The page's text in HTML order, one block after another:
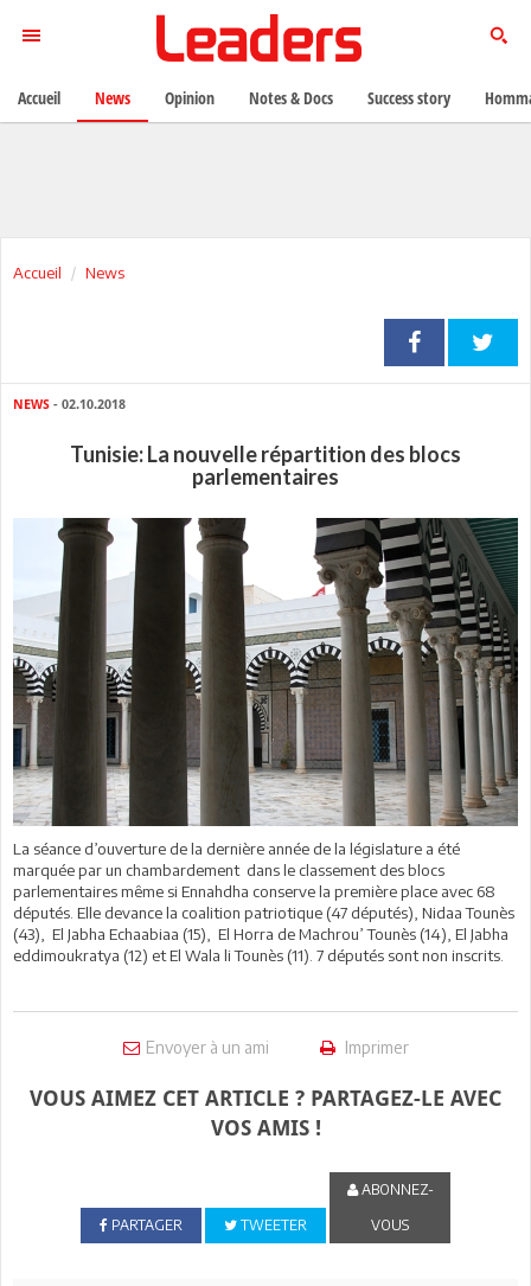
Accueil News
NEWS - 02.10.2018
Tunisie: La nouvelle répartition des blocs
parlementaires
La séance d’ouverture de la dernière année de la législature a été
marquée par un chambardement dans le classement des blocs
parlementaires même si Ennahdha conserve la première place avec 68
députés. Elle devance la coalition patriotique (47 députés), Nidaa Tounès
(43), El Jabha Echaabiaa (15), El Horra de Machrou’ Tounès (14), El Jabha
eddimoukratya (12) et El Wala li Tounès (11). 7 députés sont non inscrits.
Envoyer à un ami Imprimer
VOUS AIMEZ CET ARTICLE ? PARTAGEZ-LE AVEC
VOS AMIS !
PARTAGER TWEETER
ABONNEZ-
VOUS
Accueil News Opinion Notes & Docs Success story